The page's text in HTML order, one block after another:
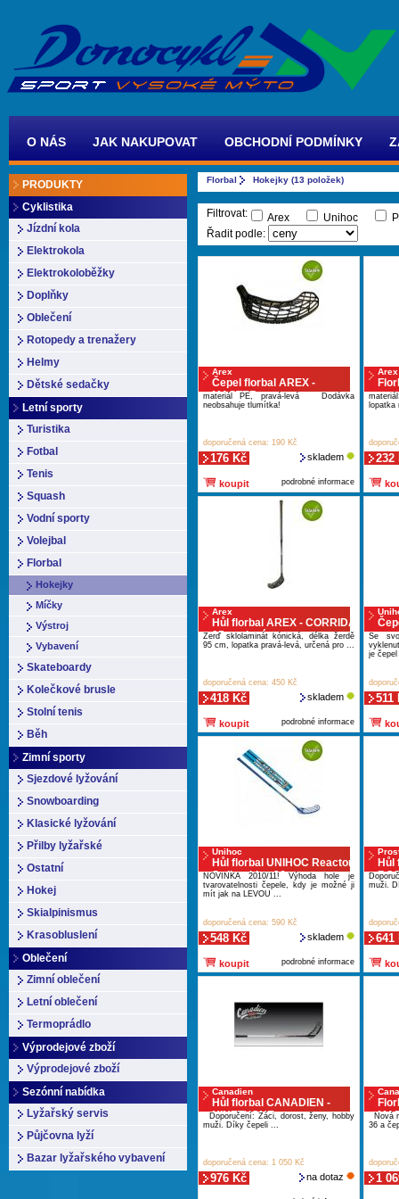
O NÁS JAK NAKUPOVAT OBCHODNÍ PODMÍNKY
PRODUKTY
Cyklistika
Jízdní kola
Elektrokola
Elektrokoloběžky
Doplňky
Oblečení
Rotopedy a trenažery
Helmy
Dětské sedačky
Letní sporty
Turistika
Fotbal
Tenis
Squash
Vodní sporty
Volejbal
Florbal
Hokejky
Míčky
Výstroj
Vybavení
Skateboardy
Kolečkové brusle
Stolní tenis
Běh
Zimní sporty
Sjezdové lyžování
Snowboarding
Klasické lyžování
Přilby lyžařské
Ostatní
Hokej
Skialpinismus
Krasobluslení
Oblečení
Zimní oblečení
Letní oblečení
Termoprádlo
Výprodejové zboží
Výprodejové zboží
Sezónní nabídka
Lyžařský servis
Půjčovna lyží
Bazar lyžařského vybavení
Florbal Hokejky (13 položek)
Filtrovat: Arex Unihoc
Řadit podle:
Arex
Čepel florbal AREX -
MASTER
materiál PE, pravá-levá Dodávka
neobsahuje tlumítka!
doporučená cena: 190 Kč
176 Kč skladem
koupit podrobné informace
Arex
lopatka
232
Arex
Hůl florbal AREX - CORRIDA
95 cm levá
Žerď sklolaminát kónická, délka žerdě
95 cm, lopatka pravá-levá, určená pro ...
doporučená cena: 450 Kč
418 Kč skladem
koupit podrobné informace
Se
je
511
Unihoc
Hůl florbal UNIHOC Reactor
Striker blue 96cm
NOVINKA 2010/11! Výhoda hole je
tvarovatelnosti čepele, kdy je možné ji
mít jak na LEVOU ...
doporučená cena: 590 Kč
548 Kč skladem
koupit podrobné informace
Hůl
muži.
641
Canadien
Hůl florbal CANADIEN -
NINETYONE
Doporučení: Žáci, dorost, ženy, hobby
muži. Díky čepeli ...
doporučená cena: 1 050 Kč
976 Kč na dotaz
Nová
36 a
1